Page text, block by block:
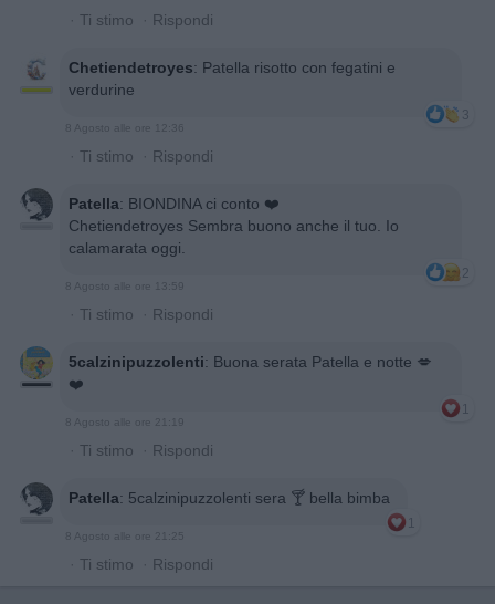
· Ti stimo · Rispondi
Chetiendetroyes: Patella risotto con fegatini e
verdurine
3
8 Agosto alle ore 12:36
· Ti stimo · Rispondi
Patella: BIONDINA ci conto ❤️
Chetiendetroyes Sembra buono anche il tuo. Io
calamarata oggi.
2
8 Agosto alle ore 13:59
· Ti stimo · Rispondi
5calzinipuzzolenti: Buona serata Patella e notte 💋
❤️
1
8 Agosto alle ore 21:19
· Ti stimo · Rispondi
Patella: 5calzinipuzzolenti sera 🍸 bella bimba
1
8 Agosto alle ore 21:25
· Ti stimo · Rispondi